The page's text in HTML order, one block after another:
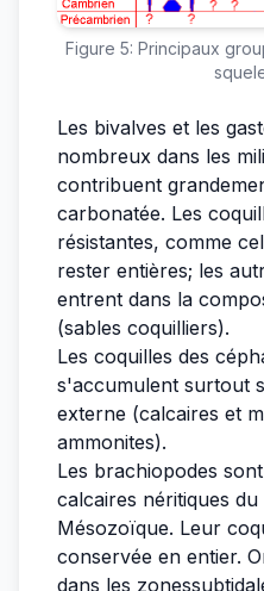
Figure 5: Principaux
Les bivalves et les
nombreux dans les
contribuent
carbonatée. Les
résistantes, comme
rester entières; les
entrent dans la
(sables coquilliers).
Les coquilles des
s'accumulent surtout
externe (calcaires et
ammonites).
Les brachiopodes
calcaires néritiques
Mésozoïque. Leur
conservée en entier.
dans les